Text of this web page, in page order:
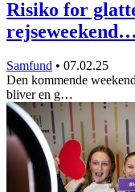
Risiko for
rejseweekend…
Samfund • 07.02.25
Den kommende
bliver en g…